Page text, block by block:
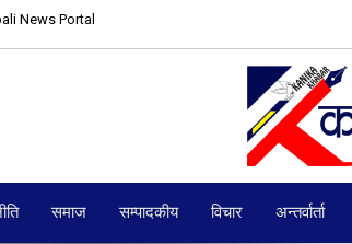
News Portal
समाज सम्पादकीय विचार अन्तर्वार्ता